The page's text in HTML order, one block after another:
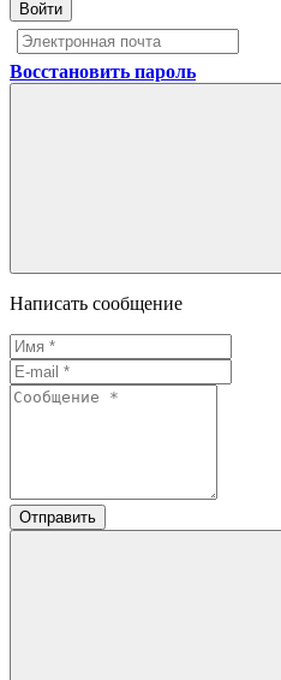
Войти
Восстановить пароль
Написать сообщение
Отправить